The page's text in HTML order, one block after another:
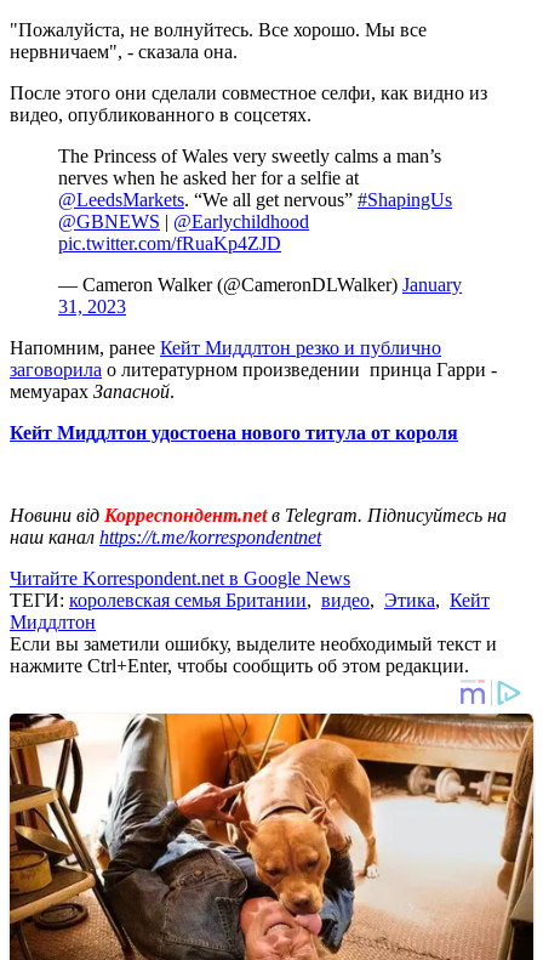
"Пожалуйста, не волнуйтесь. Все хорошо. Мы все
нервничаем", - сказала она.
После этого они сделали совместное селфи, как видно из
видео, опубликованного в соцсетях.
The Princess of Wales very sweetly calms a man’s
nerves when he asked her for a selfie at
@LeedsMarkets. “We all get nervous” #ShapingUs
@GBNEWS | @Earlychildhood
pic.twitter.com/fRuaKp4ZJD
— Cameron Walker (@CameronDLWalker) January
31, 2023
Напомним, ранее Кейт Миддлтон резко и публично
заговорила о литературном произведении принца Гарри -
мемуарах Запасной.
Кейт Миддлтон удостоена нового титула от короля
Новини від Корреспондент.netв Telegram. Підписуйтесь на
наш канал https://t.me/korrespondentnet
Читайте Korrespondent.net в Google News
ТЕГИ: королевская семья Британии, видео, Этика, Кейт
Миддлтон
Если вы заметили ошибку, выделите необходимый текст и
нажмите Ctrl+Enter, чтобы сообщить об этом редакции.